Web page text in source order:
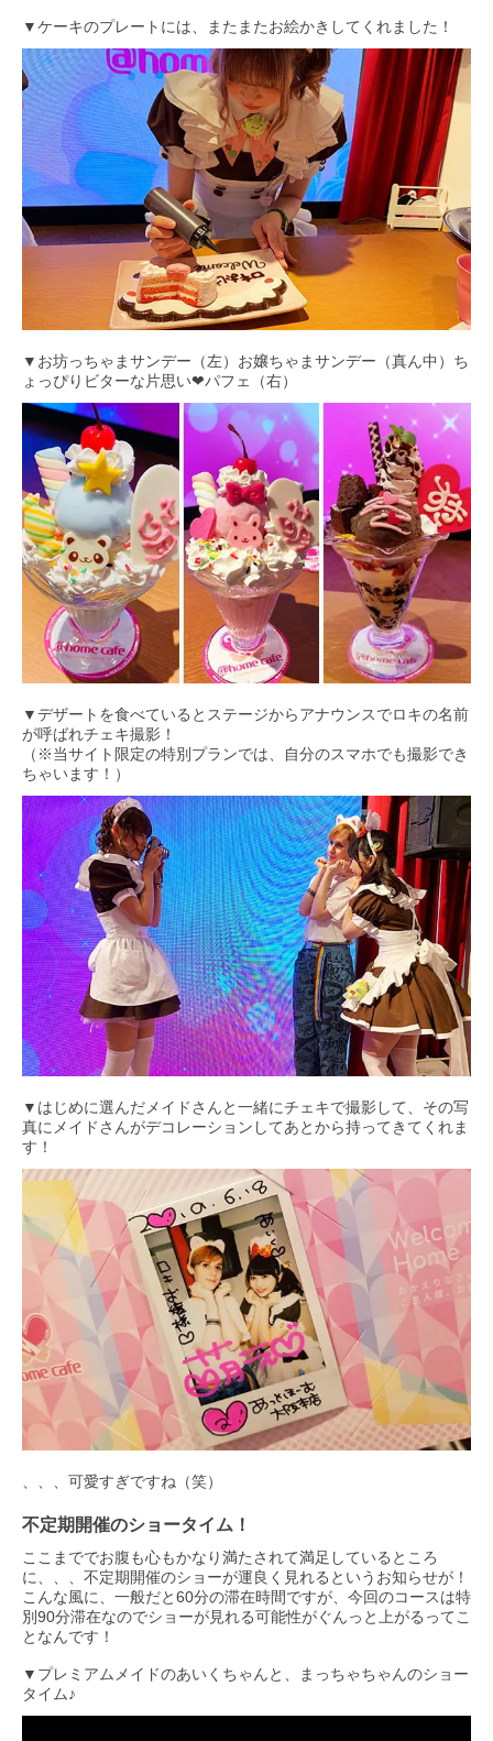
▼ケーキのプレートには、またまたお絵かきしてくれました！
▼お坊っちゃまサンデー（左）お嬢ちゃまサンデー（真ん中）ち
ょっぴりビターな片思い❤︎パフェ（右）
▼デザートを食べているとステージからアナウンスでロキの名前
が呼ばれチェキ撮影！
（※当サイト限定の特別プランでは、自分のスマホでも撮影でき
ちゃいます！）
▼はじめに選んだメイドさんと一緒にチェキで撮影して、その写
真にメイドさんがデコレーションしてあとから持ってきてくれま
す！
、、、可愛すぎですね（笑）
不定期開催のショータイム！
ここまででお腹も心もかなり満たされて満足しているところ
に、、、不定期開催のショーが運良く見れるというお知らせが！
こんな風に、一般だと60分の滞在時間ですが、今回のコースは特
別90分滞在なのでショーが見れる可能性がぐんっと上がるってこ
となんです！
▼プレミアムメイドのあいくちゃんと、まっちゃちゃんのショー
タイム♪